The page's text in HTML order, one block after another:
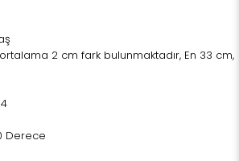
2 cm fark bulunmaktadır, En 33 cm,
Derece